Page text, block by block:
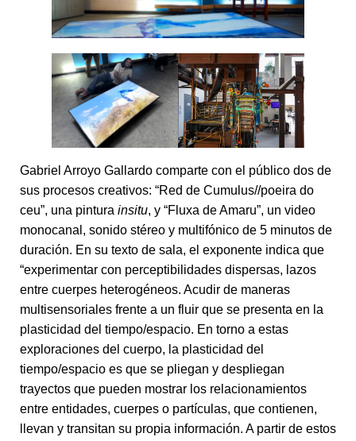
Gabriel Arroyo Gallardo comparte con el público dos de
sus procesos creativos: “Red de Cumulus//poeira do
ceu”, una pintura insitu, y “Fluxa de Amaru”, un video
monocanal, sonido stéreo y multifónico de 5 minutos de
duración. En su texto de sala, el exponente indica que
“experimentar con perceptibilidades dispersas, lazos
entre cuerpes heterogéneos. Acudir de maneras
multisensoriales frente a un fluir que se presenta en la
plasticidad del tiempo/espacio. En torno a estas
exploraciones del cuerpo, la plasticidad del
tiempo/espacio es que se pliegan y despliegan
trayectos que pueden mostrar los relacionamientos
entre entidades, cuerpes o partículas, que contienen,
llevan y transitan su propia información. A partir de estos